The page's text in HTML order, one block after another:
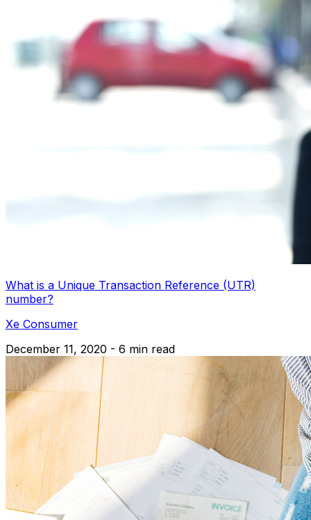
What is a Unique Transaction Reference (UTR)
number?
Xe Consumer
December 11, 2020 - 6 min read